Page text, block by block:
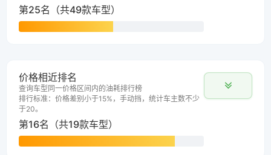
第25名（共49款车型）
价格相近排名
查询车型同一价格区间内的油耗排行榜
排行标准：价格差别小于15%，手动挡，统计车主数不少
于20。
第16名（共19款车型）